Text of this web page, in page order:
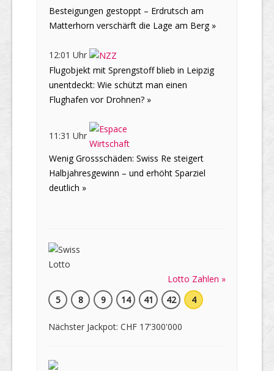
Besteigungen gestoppt – Erdrutsch am
Matterhorn verschärft die Lage am Berg »
12:01 Uhr
Flugobjekt mit Sprengstoff blieb in Leipzig
unentdeckt: Wie schützt man einen
Flughafen vor Drohnen? »
11:31 Uhr
Wenig Grossschäden: Swiss Re steigert
Halbjahresgewinn – und erhöht Sparziel
deutlich »
Lotto Zahlen »
5
8 9 14 41 42 4
Nächster Jackpot: CHF 17'300'000